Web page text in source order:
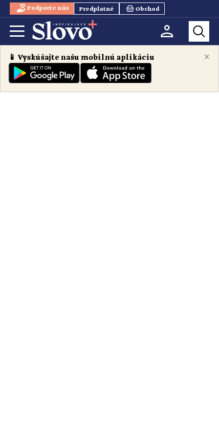
Podporte nás Predplatné Obchod
×
📱 Vyskúšajte našu mobilnú aplikáciu